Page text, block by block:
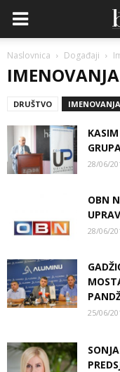
Naslovnica Događaji
IMENOVANJA
DRUŠTVO IMENOVANJA
28/06/
OBN
28/06/
25/06/